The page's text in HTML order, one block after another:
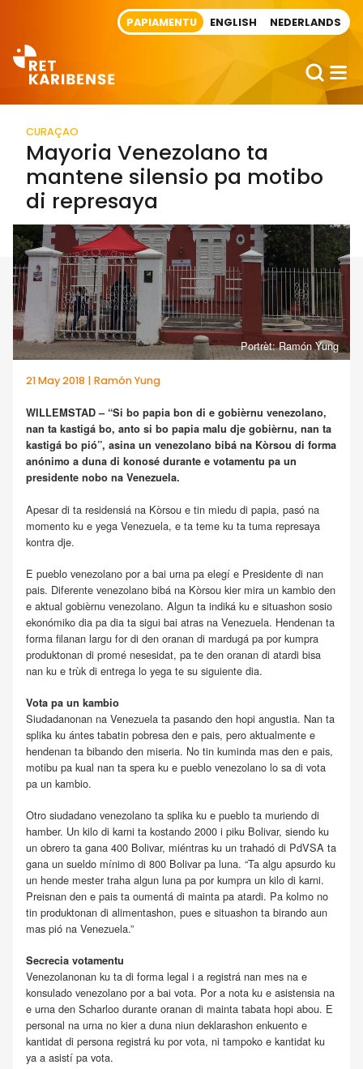
PAPIAMENTU ENGLISH NEDERLANDS
CURAÇAO
Mayoria Venezolano ta
mantene silensio pa motibo
di represaya
Portrèt: Ramón Yung
21 May 2018 | Ramón Yung
WILLEMSTAD – “Si bo papia bon di e gobièrnu venezolano,
nan ta kastigá bo, anto si bo papia malu dje gobièrnu, nan ta
kastigá bo pió”, asina un venezolano bibá na Kòrsou di forma
anónimo a duna di konosé durante e votamentu pa un
presidente nobo na Venezuela.
Apesar di ta residensiá na Kòrsou e tin miedu di papia, pasó na
momento ku e yega Venezuela, e ta teme ku ta tuma represaya
kontra dje.
E pueblo venezolano por a bai urna pa elegí e Presidente di nan
pais. Diferente venezolano bibá na Kòrsou kier mira un kambio den
e aktual gobièrnu venezolano. Algun ta indiká ku e situashon sosio
ekonómiko dia pa dia ta sigui bai atras na Venezuela. Hendenan ta
forma filanan largu for di den oranan di mardugá pa por kumpra
produktonan di promé nesesidat, pa te den oranan di atardi bisa
nan ku e trùk di entrega lo yega te su siguiente dia.
Vota pa un kambio
Siudadanonan na Venezuela ta pasando den hopi angustia. Nan ta
splika ku ántes tabatin pobresa den e pais, pero aktualmente e
hendenan ta bibando den miseria. No tin kuminda mas den e pais,
motibu pa kual nan ta spera ku e pueblo venezolano lo sa di vota
pa un kambio.
Otro siudadano venezolano ta splika ku e pueblo ta muriendo di
hamber. Un kilo di karni ta kostando 2000 i piku Bolivar, siendo ku
un obrero ta gana 400 Bolivar, miéntras ku un trahadó di PdVSA ta
gana un sueldo mínimo di 800 Bolivar pa luna. “Ta algu apsurdo ku
un hende mester traha algun luna pa por kumpra un kilo di karni.
Preisnan den e pais ta oumentá di mainta pa atardi. Pa kolmo no
tin produktonan di alimentashon, pues e situashon ta birando aun
mas pió na Venezuela.”
Secrecia votamentu
Venezolanonan ku ta di forma legal i a registrá nan mes na e
konsulado venezolano por a bai vota. Por a nota ku e asistensia na
e urna den Scharloo durante oranan di mainta tabata hopi abou. E
personal na urna no kier a duna niun deklarashon enkuento e
kantidat di persona registrá ku por vota, ni tampoko e kantidat ku
ya a asistí pa vota.